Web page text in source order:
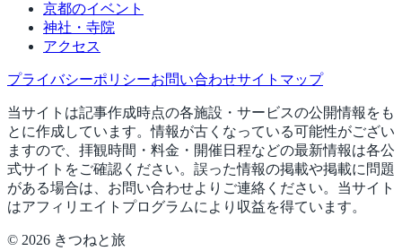
京都のイベント
神社・寺院
アクセス
プライバシーポリシーお問い合わせサイトマップ
当サイトは記事作成時点の各施設・サービスの公開情報をも
とに作成しています。情報が古くなっている可能性がござい
ますので、拝観時間・料金・開催日程などの最新情報は各公
式サイトをご確認ください。誤った情報の掲載や掲載に問題
がある場合は、お問い合わせよりご連絡ください。当サイト
はアフィリエイトプログラムにより収益を得ています。
© 2026 きつねと旅